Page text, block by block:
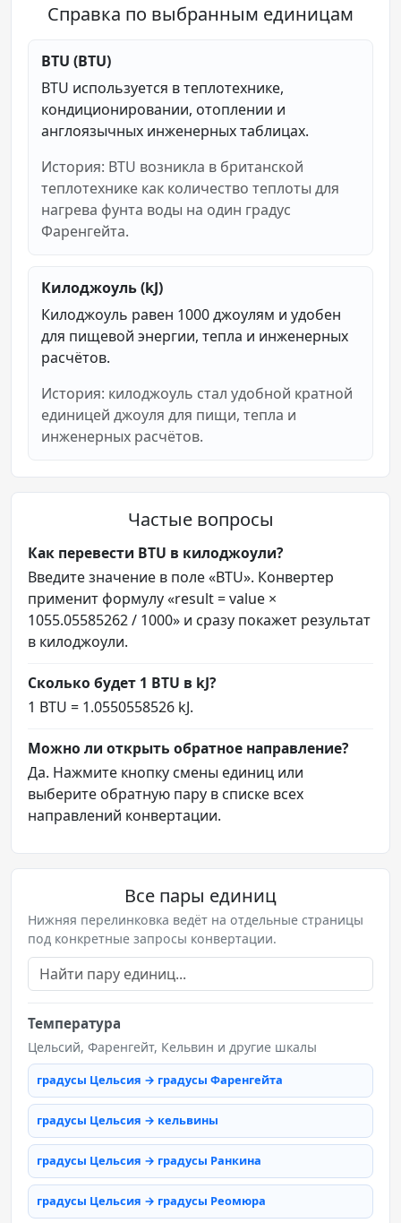
Справка по выбранным единицам
BTU (BTU)
BTU используется в теплотехнике,
кондиционировании, отоплении и
англоязычных инженерных таблицах.
История: BTU возникла в британской
теплотехнике как количество теплоты для
нагрева фунта воды на один градус
Фаренгейта.
Килоджоуль (kJ)
Килоджоуль равен 1000 джоулям и удобен
для пищевой энергии, тепла и инженерных
расчётов.
История: килоджоуль стал удобной кратной
единицей джоуля для пищи, тепла и
инженерных расчётов.
Частые вопросы
Как перевести BTU в килоджоули?
Введите значение в поле «BTU». Конвертер
применит формулу «result = value ×
1055.05585262 / 1000» и сразу покажет результат
в килоджоули.
Сколько будет 1 BTU в kJ?
1 BTU = 1.0550558526 kJ.
Можно ли открыть обратное направление?
Да. Нажмите кнопку смены единиц или
выберите обратную пару в списке всех
направлений конвертации.
Все пары единиц
Нижняя перелинковка ведёт на отдельные страницы
под конкретные запросы конвертации.
Температура
Цельсий, Фаренгейт, Кельвин и другие шкалы
градусы Цельсия → градусы Фаренгейта
градусы Цельсия → кельвины
градусы Цельсия → градусы Ранкина
градусы Цельсия → градусы Реомюра